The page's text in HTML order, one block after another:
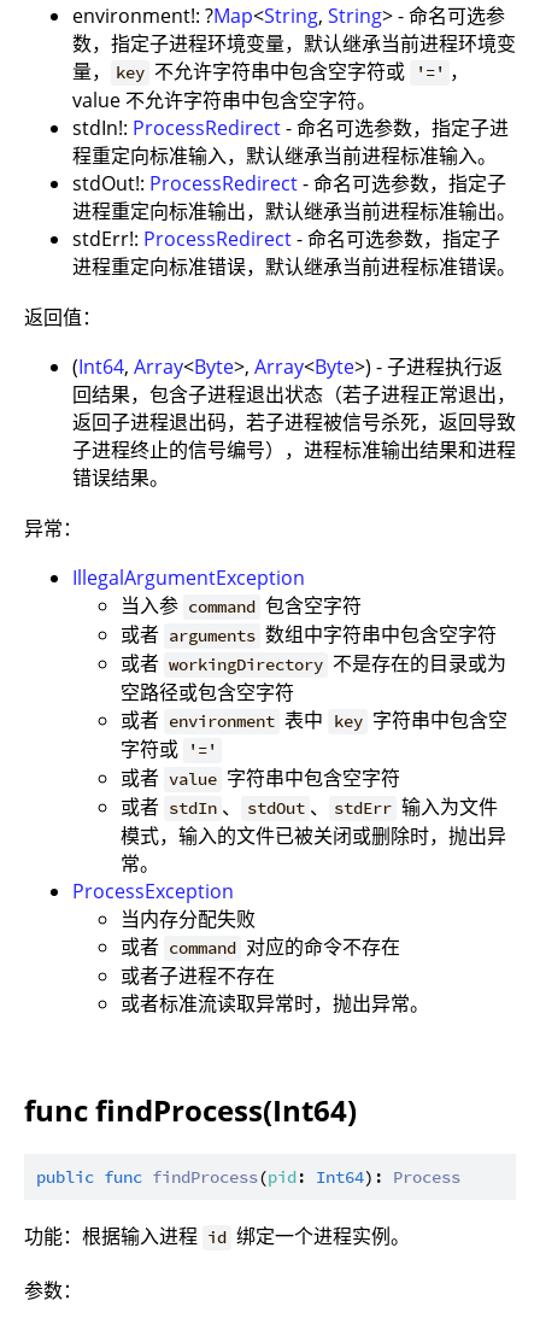
environment!: ?Map<String, String> - 命名可选参
数，指定子进程环境变量，默认继承当前进程环境变
量，
key 不允许字符串中包含空字符或 '=' ，
value 不允许字符串中包含空字符。
stdIn!: ProcessRedirect- 命名可选参数，指定子进
程重定向标准输入，默认继承当前进程标准输入。
stdOut!: ProcessRedirect- 命名可选参数，指定子
进程重定向标准输出，默认继承当前进程标准输出。
stdErr!: ProcessRedirect- 命名可选参数，指定子
进程重定向标准错误，默认继承当前进程标准错误。
返回值：
(Int64, Array<Byte>, Array<Byte>) - 子进程执行返
回结果，包含子进程退出状态（若子进程正常退出，
返回子进程退出码，若子进程被信号杀死，返回导致
子进程终止的信号编号），进程标准输出结果和进程
错误结果。
异常：
IllegalArgumentException
当入参 command 包含空字符
或者 arguments 数组中字符串中包含空字符
或者 workingDirectory 不是存在的目录或为
空路径或包含空字符
或者 environment 表中 key 字符串中包含空
字符或
'='
或者 value 字符串中包含空字符
或者 stdIn 、 stdOut 、 stdErr 输入为文件
模式，输入的文件已被关闭或删除时，抛出异
常。
ProcessException
当内存分配失败
或者 command 对应的命令不存在
或者子进程不存在
或者标准流读取异常时，抛出异常。
func findProcess(Int64)
public func findProcess(pid: Int64): Process
功能：根据输入进程 id 绑定一个进程实例。
参数：